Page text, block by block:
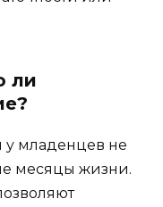
ли
у младенцев не
месяцы жизни.